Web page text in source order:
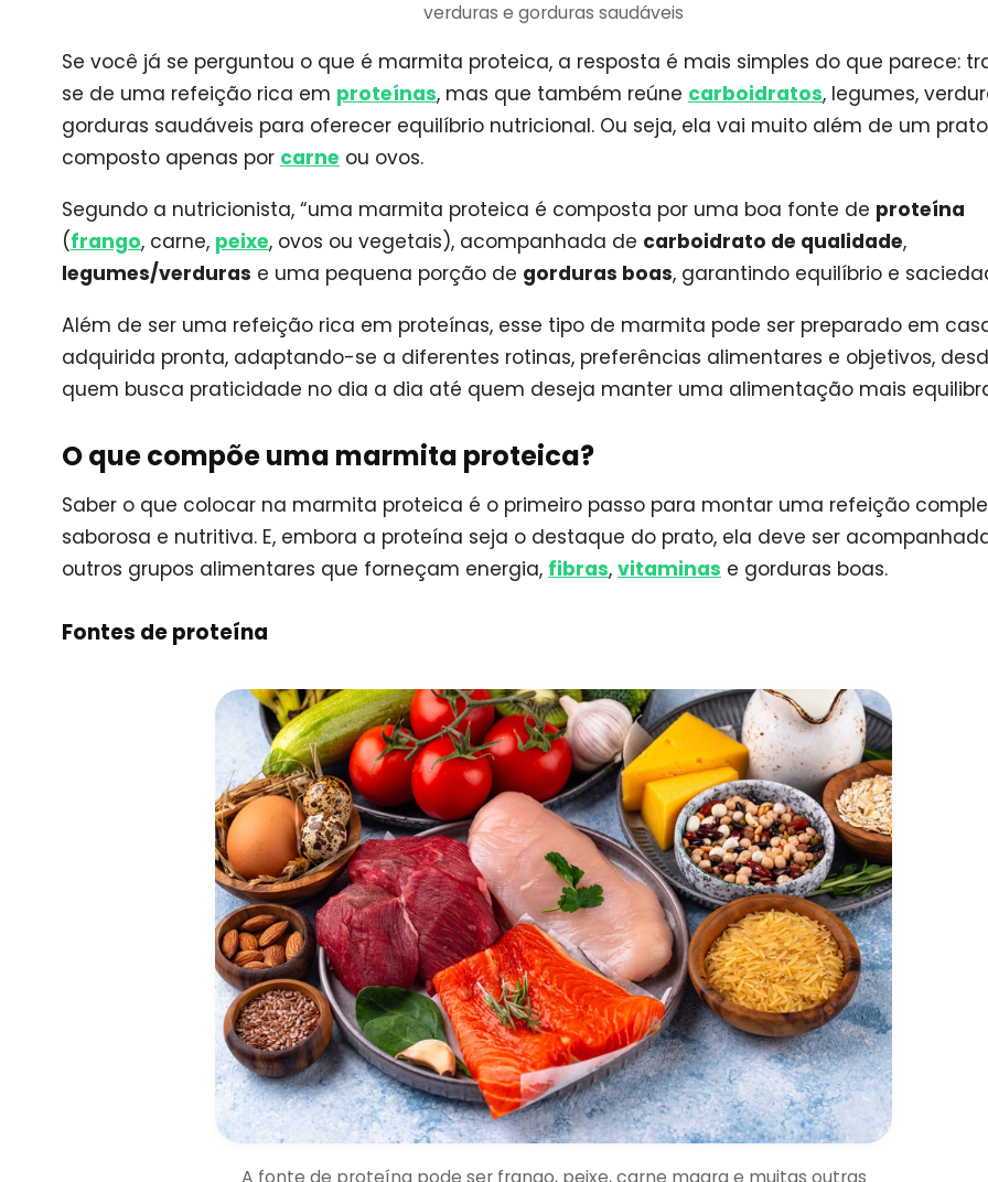
verduras e gorduras saudáveis
Se você já se perguntou o que é marmita proteica, a resposta é mais simples do que parece:
se de uma refeição rica em proteínas, mas que também reúne carboidratos, legumes,
gorduras saudáveis para oferecer equilíbrio nutricional. Ou seja, ela vai muito além de um prato
composto apenas por carne ou ovos.
Segundo a nutricionista, “uma marmita proteica é composta por uma boa fonte de proteína
(frango, carne, peixe, ovos ou vegetais), acompanhada de carboidrato de qualidade,
legumes/verduras e uma pequena porção de gorduras boas, garantindo equilíbrio e
Além de ser uma refeição rica em proteínas, esse tipo de marmita pode ser preparado em
adquirida pronta, adaptando-se a diferentes rotinas, preferências alimentares e objetivos,
quem busca praticidade no dia a dia até quem deseja manter uma alimentação mais
O que compõe uma marmita proteica?
Saber o que colocar na marmita proteica é o primeiro passo para montar uma refeição
saborosa e nutritiva. E, embora a proteína seja o destaque do prato, ela deve ser
outros grupos alimentares que forneçam energia, fibras, vitaminas e gorduras boas.
Fontes de proteína
A fonte de proteína pode ser frango, peixe, carne magra e muitas outras